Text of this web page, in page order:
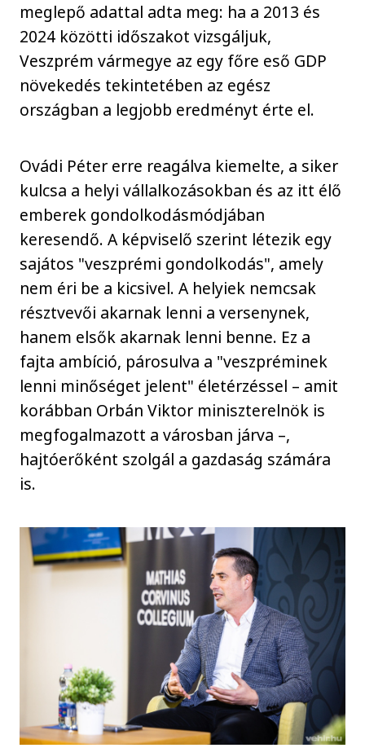
meglepő adattal adta meg: ha a 2013 és
2024 közötti időszakot vizsgáljuk,
Veszprém vármegye az egy főre eső GDP
növekedés tekintetében az egész
országban a legjobb eredményt érte el.
Ovádi Péter erre reagálva kiemelte, a siker
kulcsa a helyi vállalkozásokban és az itt élő
emberek gondolkodásmódjában
keresendő. A képviselő szerint létezik egy
sajátos "veszprémi gondolkodás", amely
nem éri be a kicsivel. A helyiek nemcsak
résztvevői akarnak lenni a versenynek,
hanem elsők akarnak lenni benne. Ez a
fajta ambíció, párosulva a "veszpréminek
lenni minőséget jelent" életérzéssel – amit
korábban Orbán Viktor miniszterelnök is
megfogalmazott a városban járva –,
hajtóerőként szolgál a gazdaság számára
is.